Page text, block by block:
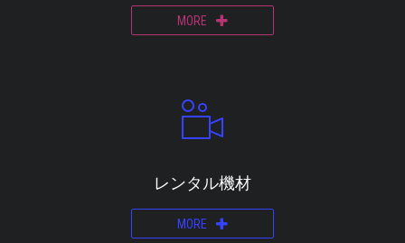
MORE
レンタル機材
MORE